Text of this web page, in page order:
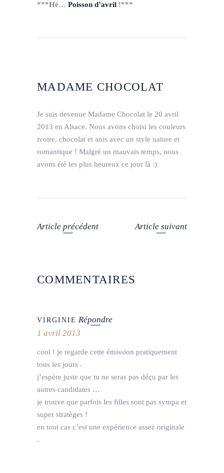
***Hé… Poisson d’avril !***
MADAME CHOCOLAT
Je suis devenue Madame Chocolat le 20 avril
2013 en Alsace. Nous avons choisi les couleurs
ivoire, chocolat et anis avec un style nature et
romantique ! Malgré un mauvais temps, nous
avons été les plus heureux ce jour là :)
Article précédent Article suivant
COMMENTAIRES
VIRGINIE Répondre
1 avril 2013
cool ! je regarde cette émission pratiquement
tous les jours .
j’espère juste que tu ne seras pas déçu par les
autres candidates …
je trouve que parfois les filles sont pas sympa et
super stratèges !
en tout cas c’est une expérience assez originale
.